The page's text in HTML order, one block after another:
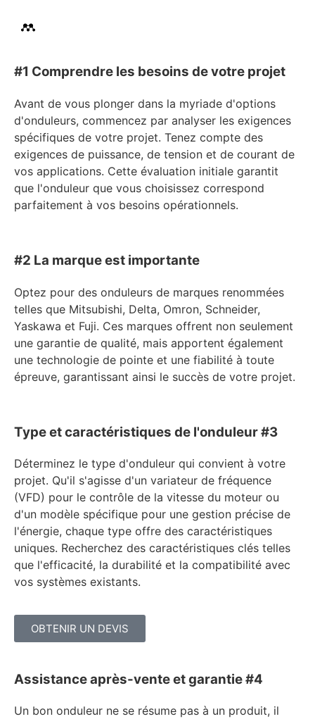
#1 Comprendre les besoins de votre projet
Avant de vous plonger dans la myriade d'options
d'onduleurs, commencez par analyser les exigences
spécifiques de votre projet. Tenez compte des
exigences de puissance, de tension et de courant de
vos applications. Cette évaluation initiale garantit
que l'onduleur que vous choisissez correspond
parfaitement à vos besoins opérationnels.
#2 La marque est importante
Optez pour des onduleurs de marques renommées
telles que Mitsubishi, Delta, Omron, Schneider,
Yaskawa et Fuji. Ces marques offrent non seulement
une garantie de qualité, mais apportent également
une technologie de pointe et une fiabilité à toute
épreuve, garantissant ainsi le succès de votre projet.
Type et caractéristiques de l'onduleur #3
Déterminez le type d'onduleur qui convient à votre
projet. Qu'il s'agisse d'un variateur de fréquence
(VFD) pour le contrôle de la vitesse du moteur ou
d'un modèle spécifique pour une gestion précise de
l'énergie, chaque type offre des caractéristiques
uniques. Recherchez des caractéristiques clés telles
que l'efficacité, la durabilité et la compatibilité avec
vos systèmes existants.
OBTENIR UN DEVIS
Assistance après-vente et garantie #4
Un bon onduleur ne se résume pas à un produit, il